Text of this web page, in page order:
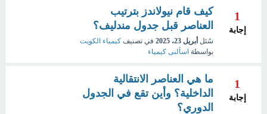
1
إجابة
كيف قام نيولاندز بترتيب
العناصر قبل جدول مندليف؟
سُئل أبريل 23، 2025 في تصنيف كيمياء الكويت
بواسطة اسألنى كيمياء
1
إجابة
ما هي العناصر الانتقالية
الداخلية؟ وأين تقع في الجدول
الدوري؟